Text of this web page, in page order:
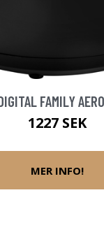
FAMILY
1227 SEK
MER INFO!